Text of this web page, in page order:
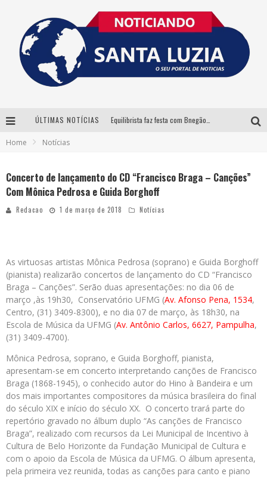
ÚLTIMAS NOTÍCIAS
Home Notícias
Concerto de lançamento do CD “Francisco Braga – Canções”
Com Mônica Pedrosa e Guida Borghoff
Redacao 1 de março de 2018 Notícias
As virtuosas artistas Mônica Pedrosa (soprano) e Guida Borghoff
(pianista) realizarão concertos de lançamento do CD “Francisco
Braga – Canções”. Serão duas apresentações: no dia 06 de
março ,às 19h30, Conservatório UFMG (Av. Afonso Pena, 1534,
Centro, (31) 3409-8300), e no dia 07 de março, às 18h30, na
Escola de Música da UFMG (Av. Antônio Carlos, 6627, Pampulha,
(31) 3409-4700).
Mônica Pedrosa, soprano, e Guida Borghoff, pianista,
apresentam-se em concerto interpretando canções de Francisco
Braga (1868-1945), o conhecido autor do Hino à Bandeira e um
dos mais importantes compositores da música brasileira do final
do século XIX e início do século XX. O concerto trará parte do
repertório gravado no álbum duplo “As canções de Francisco
Braga”, realizado com recursos da Lei Municipal de Incentivo à
Cultura de Belo Horizonte da Fundação Municipal de Cultura e
com o apoio da Escola de Música da UFMG. O álbum apresenta,
pela primeira vez reunida, todas as canções para canto e piano